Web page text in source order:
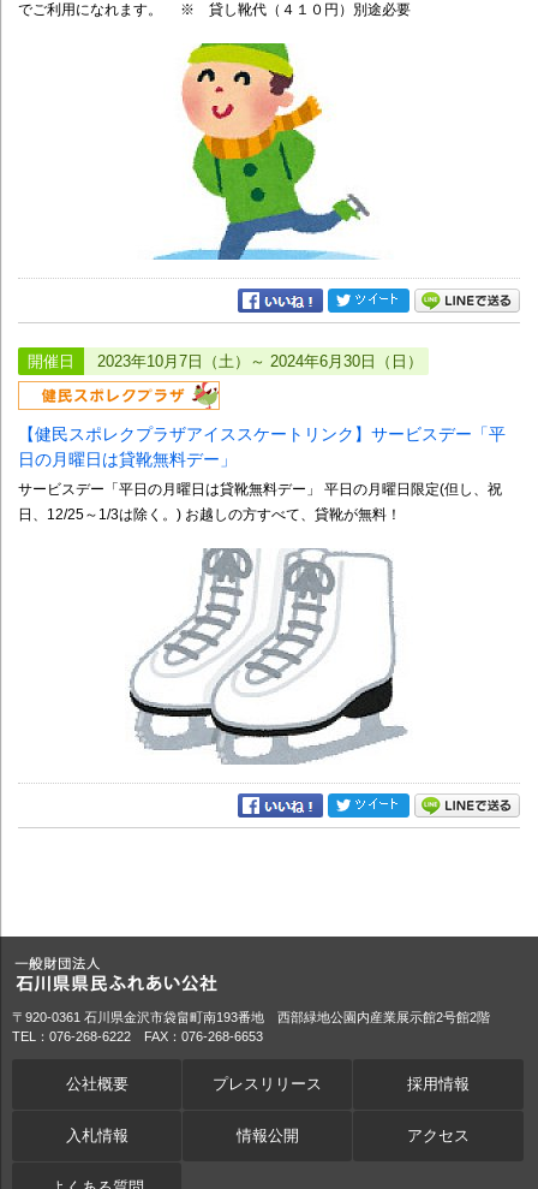
でご利用になれます。 ※ 貸し靴代（４１０円）別途必要
開催日 2023年10月7日（土）～ 2024年6月30日（日）
【健民スポレクプラザアイススケートリンク】サービスデー「平
日の月曜日は貸靴無料デー」
サービスデー「平日の月曜日は貸靴無料デー」 平日の月曜日限定(但し、祝
日、12/25～1/3は除く。) お越しの方すべて、貸靴が無料！
〒920-0361 石川県金沢市袋畠町南193番地 西部緑地公園内産業展示館2号館2階
TEL：076-268-6222 FAX：076-268-6653
公社概要 プレスリリース 採用情報
入札情報 情報公開 アクセス